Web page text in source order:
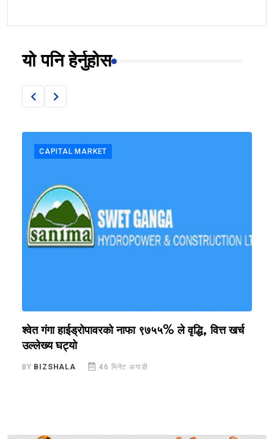
यो पनि हेर्नुहोस
CAPITAL MARKET
श्वेत गंगा हाईड्रोपावरको नाफा ९७५५% ले वृद्धि, वित्त खर्च
उल्लेख्य घट्यो
BY BIZSHALA 46 मिनेट अगाडी